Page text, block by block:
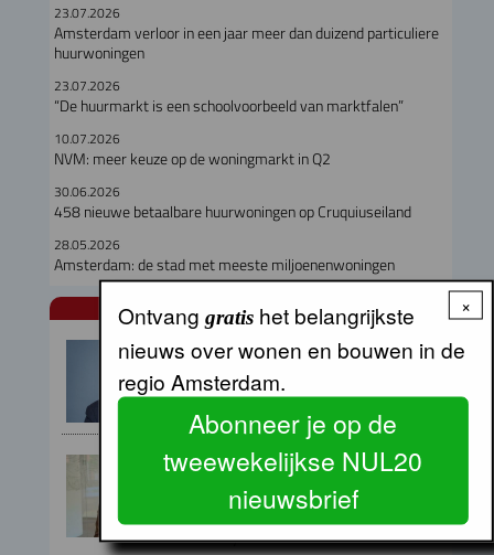
23.07.2026
Amsterdam verloor in een jaar meer dan duizend particuliere
huurwoningen
23.07.2026
“De huurmarkt is een schoolvoorbeeld van marktfalen”
10.07.2026
NVM: meer keuze op de woningmarkt in Q2
30.06.2026
458 nieuwe betaalbare huurwoningen op Cruquiuseiland
28.05.2026
Amsterdam: de stad met meeste miljoenenwoningen
NUL20 NIEUWS
Armand van de Laar per 1
september aangesteld als
secretaris-directeur MRA
Peter Kranenburg nieuwe
directeur Financiën en
Bedrijfsvoering bij Lieven de
Key
×
Ontvang gratishet belangrijkste
nieuws over wonen en bouwen in de
regio Amsterdam.
Abonneer je op de
tweewekelijkse NUL20
nieuwsbrief